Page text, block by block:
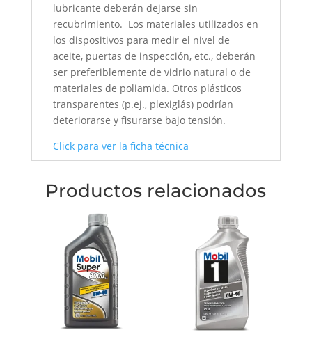
lubricante deberán dejarse sin
recubrimiento. Los materiales utilizados en
los dispositivos para medir el nivel de
aceite, puertas de inspección, etc., deberán
ser preferiblemente de vidrio natural o de
materiales de poliamida. Otros plásticos
transparentes (p.ej., plexiglás) podrían
deteriorarse y fisurarse bajo tensión.
Click para ver la ficha técnica
Productos relacionados